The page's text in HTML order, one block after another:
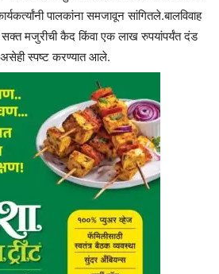
पालकांना समजावून सांगितले.बालविवाह
सक्त मजुरीची कैद किंवा एक लाख रुपयांपर्यंत दंड
असेही स्पष्ट करण्यात आले.